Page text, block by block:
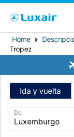
País de residencia
Home
Tropez
Intelligent
Flight
Search
Ida y vuelta
De